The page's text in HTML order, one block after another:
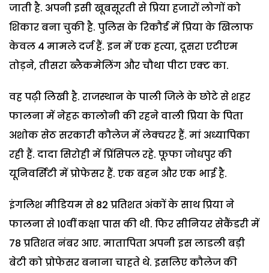
जाती है. अपनी इसी खूबसूरती से प्रिया हजारों लोगों को
शिकार बना चुकी है. पुलिस के रिकौर्ड में प्रिया के खिलाफ
केवल 4 मामले दर्ज हैं. इन में एक हत्या, दूसरा एटीएम
तोड़ने, तीसरा ब्लैकमेलिंग और चौथा पीटा एक्ट का.
वह पढ़ी लिखी है. राजस्थान के पाली जिले के छोटे से शहर
फालना में नेहरू कालोनी की रहने वाली प्रिया के पिता
अशोक सेठ सरकारी कौलेज में लेक्चरर हैं. मां अध्यापिका
रही हैं. दादा सिरोही में प्रिंसिपल रहे. फूफा जोधपुर की
यूनिवर्सिटी में प्रोफेसर हैं. एक बहन और एक भाई है.
इंगलिश मीडियम से 82 प्रतिशत अंकों के साथ प्रिया ने
फालना से 10वीं कक्षा पास की थी. फिर सीनियर सेकैंडरी में
78 प्रतिशत नंबर आए. मातापिता अपनी इस लाडली बड़ी
बेटी को प्रोफेसर बनाना चाहते थे. इसलिए कौलेज की